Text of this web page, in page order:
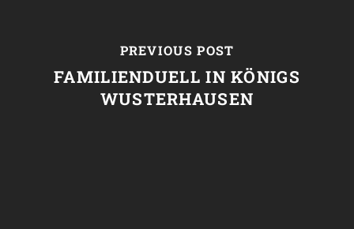
PREVIOUS POST
FAMILIENDUELL IN KÖNIGS
WUSTERHAUSEN